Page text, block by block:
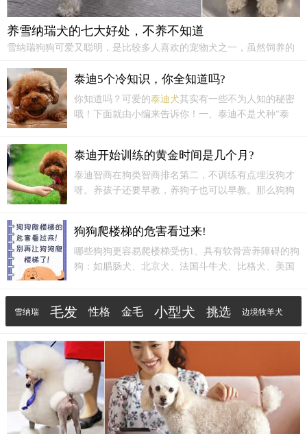
养雪纳瑞犬的七大好处，不养不知道
雪纳瑞狗狗可爱又聪明，是比较多人喜欢的宠物犬之一，虽然饲养的
多。养雪纳瑞犬的七大好处，不养不知道！1、体味轻。雪纳瑞是梗
犬，不怎么掉毛，而且平时也比较爱卫生，不会去很脏的地方玩，所
以身上没啥味道，一个月洗澡一次也没问题。
泰迪5个冷知识，你全知道吗?
你知道吗？可爱的泰迪犬其实有一些不为人知的秘密
哦！下面就由小编来告诉你！一、泰迪不是犬种“泰
毛发，做了美容后特别像一只可爱的泰迪熊玩偶。
泰迪开始训练的黄金时间是几个月?
泰迪智商在狗类智商排名第二，不训练有点埋没狗才
呀。养孩子还要早教，养狗子也可以早教。那么狗狗
之间，这个时候的泰迪犬因为刚刚懂事，服从性还很
好，而且好奇心也重，是个吃货，对食物奖励为之痴
狂。
狗狗爬楼梯的危害看过来!
哪些狗狗更容易爬楼梯受伤1、具有软骨营养障碍的狗
狗：如腊肠犬、北京犬、法国斗牛犬、比格犬、美国
后，年纪越大越需要关注狗狗的腰椎健康。最早4岁就
会出现腰椎或四肢关节的伤害，到了6-8岁之间，则很
容易出现椎间盘功能上的障碍。
雪纳瑞 毛发 性格 金毛 小型犬 挑选 边境牧羊犬
妈妈 成长 动物